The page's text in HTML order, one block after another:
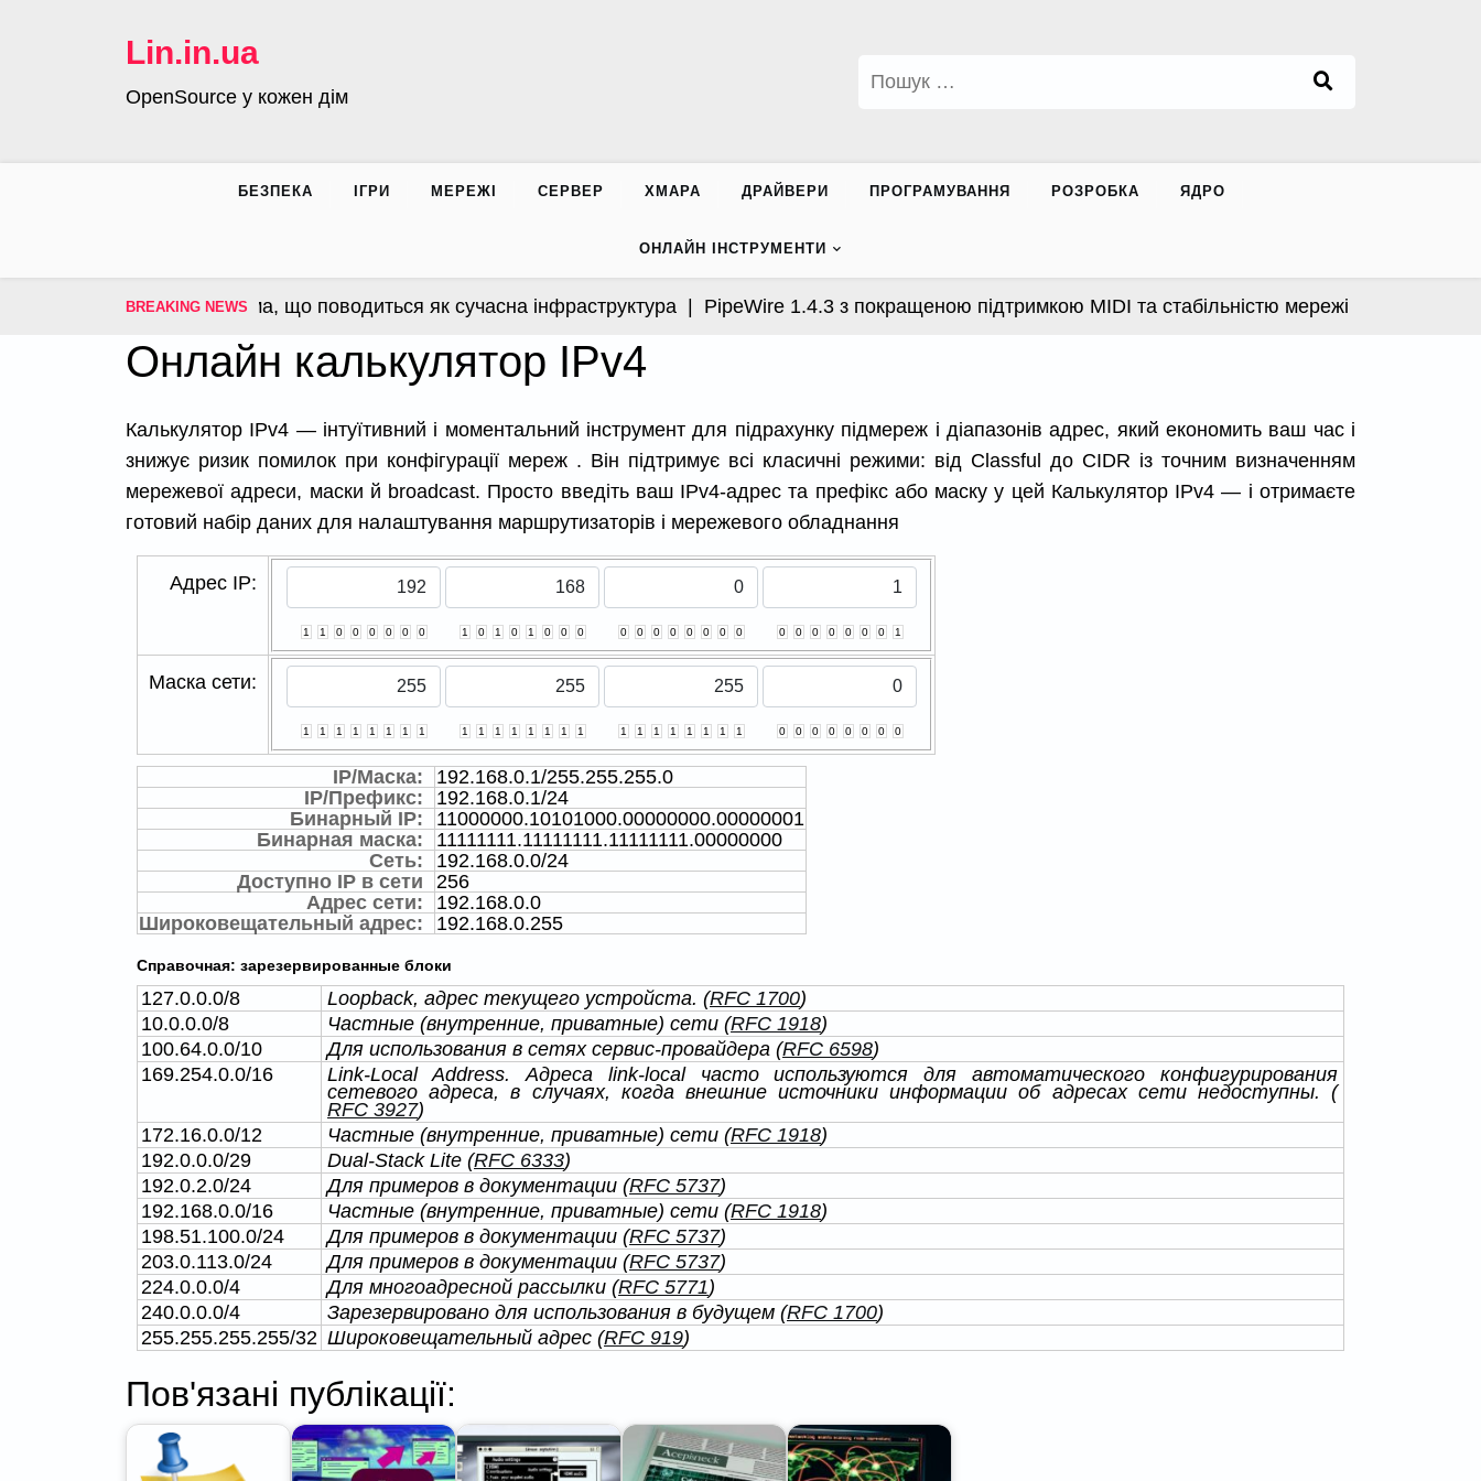
Lin.in.ua
OpenSource у кожен дім
БЕЗПЕКА ІГРИ МЕРЕЖІ СЕРВЕР ХМАРА ДРАЙВЕРИ ПРОГРАМУВАННЯ РОЗРОБКА ЯДРО
ОНЛАЙН ІНСТРУМЕНТИ
BREAKING NEWS
– операційна система, що поводиться як сучасна інфраструктура | PipeWire 1.4.3 з покращеною підтримкою MIDI та стабільністю мережі |
Онлайн калькулятор IPv4
Калькулятор IPv4 — інтуїтивний і моментальний інструмент для підрахунку підмереж і діапазонів адрес, який економить ваш час і
знижує ризик помилок при конфігурації мереж . Він підтримує всі класичні режими: від Classful до CIDR із точним визначенням
мережевої адреси, маски й broadcast. Просто введіть ваш IPv4-адрес та префікс або маску у цей Калькулятор IPv4 — і отримаєте
готовий набір даних для налаштування маршрутизаторів і мережевого обладнання
Адрес IP:
1 1 0 0 0 0 0 0 1 0 1 0 1 0 0 0 0 0 0 0 0 0 0 0 0 0 0 0 0 0 0 1
Маска сети:
1 1 1 1 1 1 1 1 1 1 1 1 1 1 1 1 1 1 1 1 1 1 1 1 0 0 0 0 0 0 0 0
IP/Маска:
192.168.0.1/255.255.255.0
IP/Префикс:
192.168.0.1/24
Бинарный IP:
11000000.10101000.00000000.00000001
Бинарная маска:
11111111.11111111.11111111.00000000
Сеть:
192.168.0.0/24
Доступно IP в сети
256
Адрес сети:
192.168.0.0
Широковещательный адрес:
192.168.0.255
Справочная: зарезервированные блоки
127.0.0.0/8 Loopback, адрес текущего устройста. (RFC 1700)
10.0.0.0/8
Частные (внутренние, приватные) сети (RFC 1918)
100.64.0.0/10
Для использования в сетях сервис-провайдера (RFC 6598)
169.254.0.0/16
Link-Local Address. Адреса link-local часто используются для автоматического конфигурирования
сетевого адреса, в случаях, когда внешние источники информации об адресах сети недоступны. (
RFC 3927)
172.16.0.0/12
Частные (внутренние, приватные) сети (RFC 1918)
192.0.0.0/29
Dual-Stack Lite (RFC 6333)
192.0.2.0/24
Для примеров в документации (RFC 5737)
192.168.0.0/16
Частные (внутренние, приватные) сети (RFC 1918)
198.51.100.0/24
Для примеров в документации (RFC 5737)
203.0.113.0/24
Для примеров в документации (RFC 5737)
224.0.0.0/4
Для многоадресной рассылки (RFC 5771)
240.0.0.0/4
Зарезервировано для использования в будущем (RFC 1700)
255.255.255.255/32 Широковещательный адрес (RFC 919)
Пов'язані публікації: